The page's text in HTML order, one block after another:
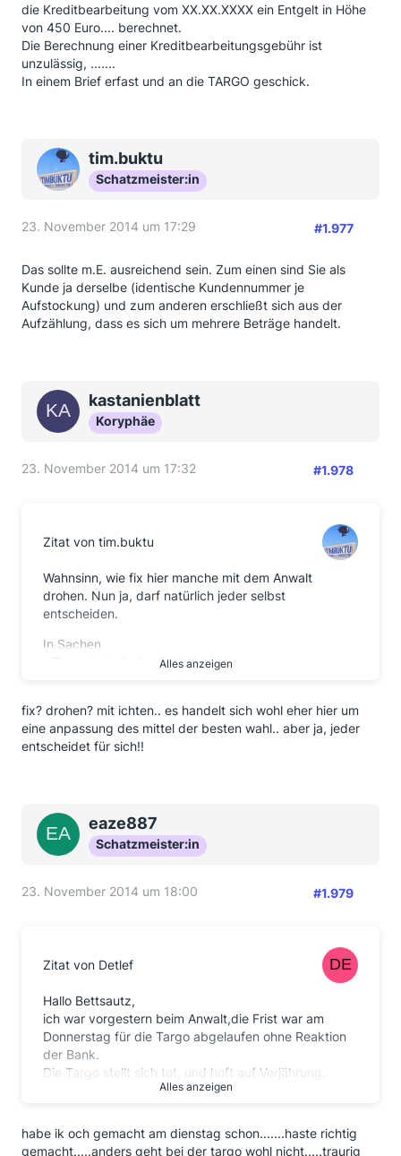
die Kreditbearbeitung vom XX.XX.XXXX ein Entgelt in Höhe
von 450 Euro.... berechnet.
Die Berechnung einer Kreditbearbeitungsgebühr ist
unzulässig, .......
In einem Brief erfast und an die TARGO geschick.
tim.buktu
Schatzmeister:in
23. November 2014 um 17:29 #1.977
Das sollte m.E. ausreichend sein. Zum einen sind Sie als
Kunde ja derselbe (identische Kundennummer je
Aufstockung) und zum anderen erschließt sich aus der
Aufzählung, dass es sich um mehrere Beträge handelt.
kastanienblatt
Koryphäe
23. November 2014 um 17:32 #1.978
Zitat von tim.buktu
Wahnsinn, wie fix hier manche mit dem Anwalt
drohen. Nun ja, darf natürlich jeder selbst
entscheiden.
In Sachen
- Targobank (keine Reaktion)
- Santander (keine Zinsen)
- Zinsforderung (Musterbrief:
https://www.finanztip.de/fileadmin/imag…
empfehle ich, diesen Artikel in Ruhe zu lesen. M.E.
werden dortzentralviele Themen ge/erklärt:
https://www.finanztip.de/kreditgebuehren-
Alles anzeigen
fix? drohen? mit ichten.. es handelt sich wohl eher hier um
eine anpassung des mittel der besten wahl.. aber ja, jeder
entscheidet für sich!!
eaze887
Schatzmeister:in
23. November 2014 um 18:00 #1.979
Zitat von Detlef
Hallo Bettsautz,
ich war vorgestern beim Anwalt,die Frist war am
Donnerstag für die Targo abgelaufen ohne Reaktion
der Bank.
Die Targo stellt sich tot, und hoft auf Verjährung.
zur Targo, denn aus seiner Erfahrung zahlen die nach
der
Alles anzeigen
habe ik och gemacht am dienstag schon.......haste richtig
gemacht.....anders geht bei der targo wohl nicht.....traurig